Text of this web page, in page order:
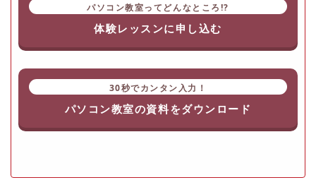
パソコン教室ってどんなところ!?
体験レッスンに申し込む
30秒でカンタン入力！
パソコン教室の資料をダウンロード